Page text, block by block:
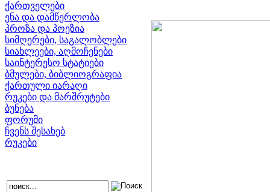
ქართველები
ენა და დამწერლობა
პროზა და პოეზია
სიმღერები, საგალობლები
სიახლეები, აღმოჩენები
საინტერესო სტატიები
ბმულები, ბიბლიოგრაფია
ქართული იარაღი
რუკები და მარშრუტები
ბუნება
ფორუმი
ჩვენს შესახებ
რუკები